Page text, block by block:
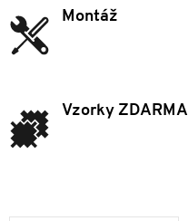
Montáž
Vzorky ZDARMA